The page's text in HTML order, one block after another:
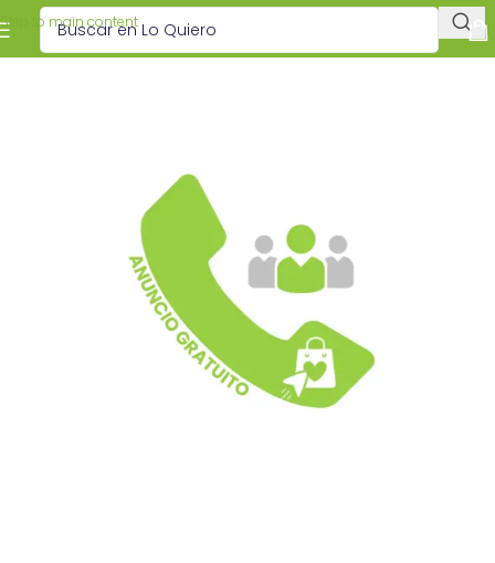
Skip to main content